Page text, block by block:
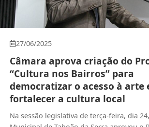
27/06/2025
Câmara aprova criação do
“Cultura nos Bairros” para
democratizar o acesso à arte
fortalecer a cultura local
Na sessão legislativa de terça-feira, dia